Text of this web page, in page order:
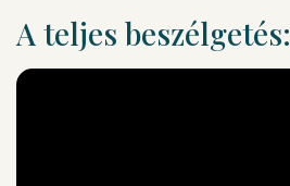
A teljes beszélgetés: